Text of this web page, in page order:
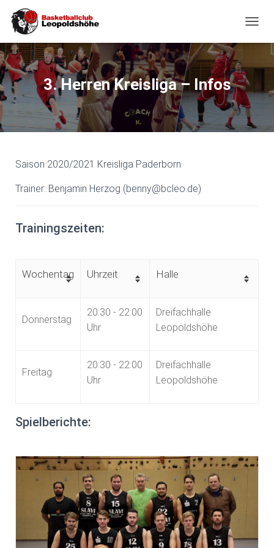
3. Herren Kreisliga – Infos
Saison 2020/2021 Kreisliga Paderborn
Trainer: Benjamin Herzog (benny@bcleo.de)
Trainingszeiten:
Wochentag Uhrzeit Halle
Donnerstag
20:30 - 22:00
Uhr
Dreifachhalle
Leopoldshöhe
Freitag
20:30 - 22:00
Uhr
Dreifachhalle
Leopoldshöhe
Spielberichte: